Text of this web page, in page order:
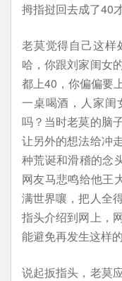
拇指挝回去成了40
老莫觉得自己这样
哈，你跟刘家闺女
都上40，你偏偏要
一桌喝酒，人家闺
吗？当时老莫的脑
让另外的想法给冲
种荒诞和滑稽的念
网友马悲鸣给他王
满世界嚷，把人全
指头介绍到网上，
能避免再发生这样的
说起扳指头，老莫